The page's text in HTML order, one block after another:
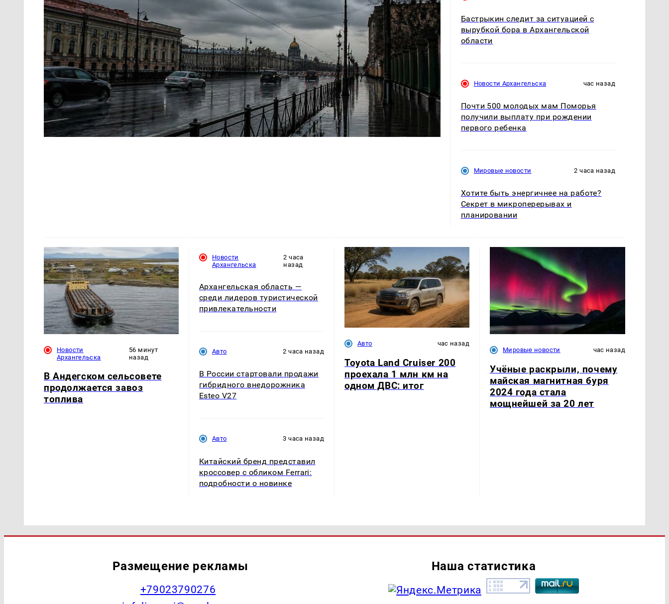
Бастрыкин следит за ситуацией с
вырубкой бора в Архангельской
области
Новости Архангельска час назад
Почти 500 молодых мам Поморья
получили выплату при рождении
первого ребенка
Мировые новости 2 часа назад
Хотите быть энергичнее на работе?
Секрет в микроперерывах и
планировании
Новости
Архангельска
56 минут
назад
В Андегском сельсовете
продолжается завоз
топлива
Новости
Архангельска
2 часа
назад
Архангельская область —
среди лидеров туристической
привлекательности
Авто 2 часа назад
В России стартовали продажи
гибридного внедорожника
Esteo V27
Авто 3 часа назад
Китайский бренд представил
кроссовер с обликом Ferrari:
подробности о новинке
Авто час назад
Toyota Land Cruiser 200
проехала 1 млн км на
одном ДВС: итог
Мировые новости час назад
Учёные раскрыли, почему
майская магнитная буря
2024 года стала
мощнейшей за 20 лет
Размещение рекламы
+79023790276
Наша статистика